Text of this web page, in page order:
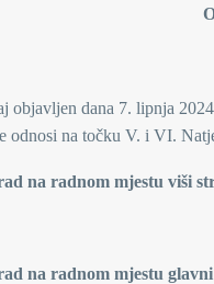
objavljen dana 7. lipnja
odnosi na točku V. i VI.
na radnom mjestu viši
na radnom mjestu